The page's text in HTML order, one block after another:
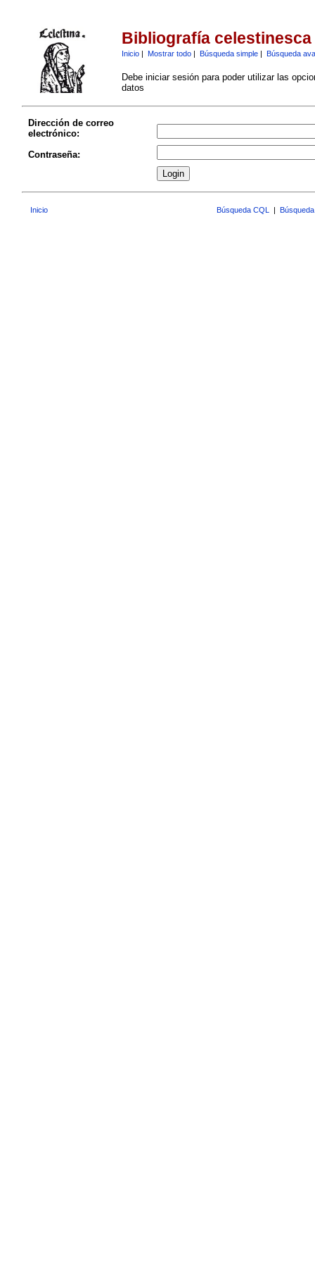
Bibliografía celestinesca
Inicio| Mostrar todo| Búsqueda simple| Búsqueda
Debe iniciar sesión para poder utilizar las
datos
Dirección de correo
electrónico:
Contraseña:
Inicio Búsqueda CQL |